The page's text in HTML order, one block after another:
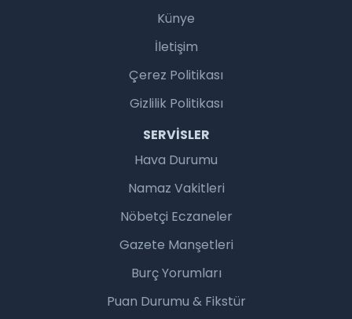
Künye
İletişim
Çerez Politikası
Gizlilik Politikası
SERVISLER
Hava Durumu
Namaz Vakitleri
Nöbetçi Eczaneler
Gazete Manşetleri
Burç Yorumları
Puan Durumu & Fikstür